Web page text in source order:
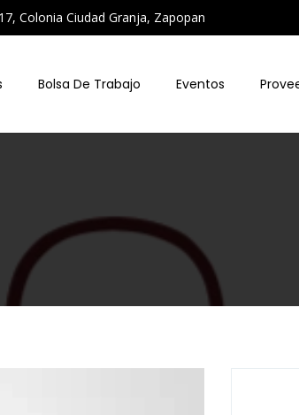
Colonia Ciudad Granja, Zapopan
Bolsa De Trabajo Eventos